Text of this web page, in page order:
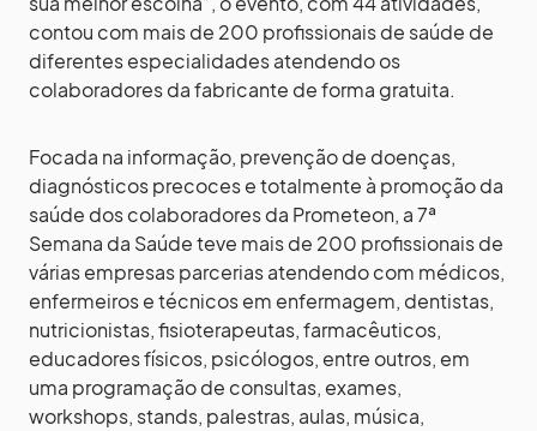
contou com mais de 200 profissionais de saúde de
diferentes especialidades atendendo os
colaboradores da fabricante de forma gratuita.
Focada na informação, prevenção de doenças,
diagnósticos precoces e totalmente à promoção da
saúde dos colaboradores da Prometeon, a 7ª
Semana da Saúde teve mais de 200 profissionais de
várias empresas parcerias atendendo com médicos,
enfermeiros e técnicos em enfermagem, dentistas,
nutricionistas, fisioterapeutas, farmacêuticos,
educadores físicos, psicólogos, entre outros, em
uma programação de consultas, exames,
workshops, stands, palestras, aulas, música,